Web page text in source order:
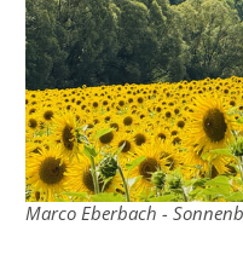
Marco Eberbach -